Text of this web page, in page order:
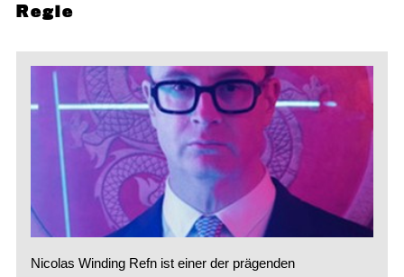
Regie
Nicolas Winding Refn ist einer der prägenden